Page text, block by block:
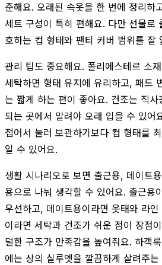
준해요. 오래된 속옷을 한 번에 정리하
세트 구성이 특히 편해요. 다만 선물로
호하는 컵 형태와 팬티 커버 범위를 잘
관리 팁도 중요해요. 폴리에스테르 소
세탁하면 형태 유지에 유리하고, 패드
는 짧게 하는 편이 좋아요. 건조는 직
되는 곳에서 말려야 오래 입을 수 있어
접어서 눌러 보관하기보다 컵 형태를
일 수 있어요.
생활 시나리오로 보면 출근용, 데이트
용으로 나눠 생각할 수 있어요. 출근용
우선하고, 데이트용이라면 옷태와 라
이라면 세탁과 건조가 쉬운 점이 장점
덜한 구조가 만족감을 높여줘요. 하객
에는 상의 실루엣을 깔끔하게 살려주는